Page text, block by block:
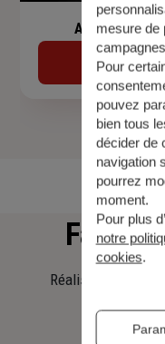
Assurance
Faites
Réalisez une
mesure de
Pour
pouvez
bien tous
décider de
navigation
pourrez
moment.
Pour plus
notre
cookies.